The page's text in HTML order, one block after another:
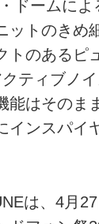
ドームによ
ットのきめ
トのあるピ
ティブノ
能はそのま
インスパイ
は、4月